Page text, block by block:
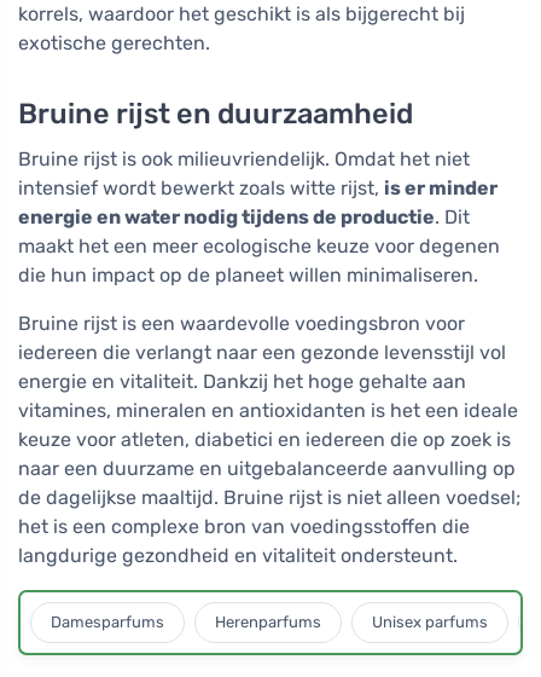
korrels, waardoor het geschikt is als bijgerecht bij
exotische gerechten.
Bruine rijst en duurzaamheid
Bruine rijst is ook milieuvriendelijk. Omdat het niet
intensief wordt bewerkt zoals witte rijst, is er minder
energie en water nodig tijdens de productie. Dit
maakt het een meer ecologische keuze voor degenen
die hun impact op de planeet willen minimaliseren.
Bruine rijst is een waardevolle voedingsbron voor
iedereen die verlangt naar een gezonde levensstijl vol
energie en vitaliteit. Dankzij het hoge gehalte aan
vitamines, mineralen en antioxidanten is het een ideale
keuze voor atleten, diabetici en iedereen die op zoek is
naar een duurzame en uitgebalanceerde aanvulling op
de dagelijkse maaltijd. Bruine rijst is niet alleen voedsel;
het is een complexe bron van voedingsstoffen die
langdurige gezondheid en vitaliteit ondersteunt.
Damesparfums Herenparfums Unisex parfums